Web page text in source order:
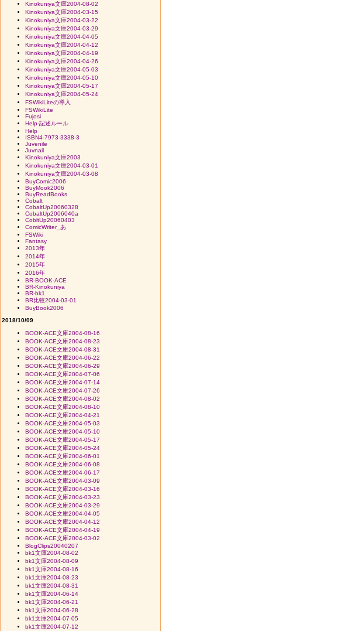
Kinokuniya文庫2004-08-02
Kinokuniya文庫2004-03-15
Kinokuniya文庫2004-03-22
Kinokuniya文庫2004-03-29
Kinokuniya文庫2004-04-05
Kinokuniya文庫2004-04-12
Kinokuniya文庫2004-04-19
Kinokuniya文庫2004-04-26
Kinokuniya文庫2004-05-03
Kinokuniya文庫2004-05-10
Kinokuniya文庫2004-05-17
Kinokuniya文庫2004-05-24
FSWikiLiteの導入
FSWikiLite
Fujosi
Help-記述ルール
Help
ISBN4-7973-3338-3
Juvenile
Juvnail
Kinokuniya文庫2003
Kinokuniya文庫2004-03-01
Kinokuniya文庫2004-03-08
BuyComic2006
BuyMook2006
BuyReadBooks
Cobalt
CobaltUp20060328
CobaltUp2006040a
CobltUp20060403
ComicWriter_あ
FSWiki
Fantasy
2013年
2014年
2015年
2016年
BR-BOOK-ACE
BR-Kinokuniya
BR-bk1
BR比較2004-03-01
BuyBook2006
2018/10/09
BOOK-ACE文庫2004-08-16
BOOK-ACE文庫2004-08-23
BOOK-ACE文庫2004-08-31
BOOK-ACE文庫2004-06-22
BOOK-ACE文庫2004-06-29
BOOK-ACE文庫2004-07-06
BOOK-ACE文庫2004-07-14
BOOK-ACE文庫2004-07-26
BOOK-ACE文庫2004-08-02
BOOK-ACE文庫2004-08-10
BOOK-ACE文庫2004-04-21
BOOK-ACE文庫2004-05-03
BOOK-ACE文庫2004-05-10
BOOK-ACE文庫2004-05-17
BOOK-ACE文庫2004-05-24
BOOK-ACE文庫2004-06-01
BOOK-ACE文庫2004-06-08
BOOK-ACE文庫2004-06-17
BOOK-ACE文庫2004-03-09
BOOK-ACE文庫2004-03-16
BOOK-ACE文庫2004-03-23
BOOK-ACE文庫2004-03-29
BOOK-ACE文庫2004-04-05
BOOK-ACE文庫2004-04-12
BOOK-ACE文庫2004-04-19
BOOK-ACE文庫2004-03-02
BlogClips20040207
bk1文庫2004-08-02
bk1文庫2004-08-09
bk1文庫2004-08-16
bk1文庫2004-08-23
bk1文庫2004-08-31
bk1文庫2004-06-14
bk1文庫2004-06-21
bk1文庫2004-06-28
bk1文庫2004-07-05
bk1文庫2004-07-12